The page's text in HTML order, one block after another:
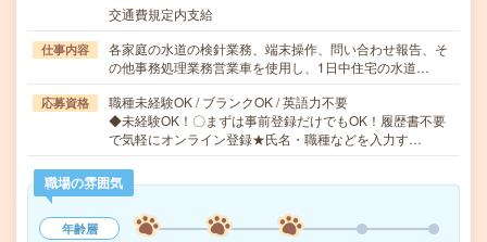
交通費規定内支給
仕事内容
各家庭の水道の検針業務、端末操作、問い合わせ報告、そ
の他事務処理業務営業車を使用し、1日中住宅の水道…
応募資格
職種未経験OK / ブランクOK / 英語力不要
◆未経験OK！〇まずは事前登録だけでもOK！履歴書不要
で気軽にオンライン登録★氏名・職種などを入力す…
職場の雰囲気
年齢層